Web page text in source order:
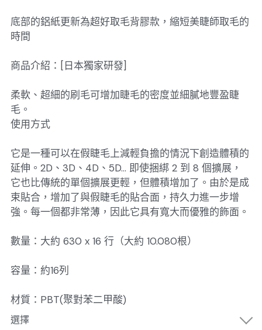
底部的鋁紙更新為超好取毛背膠款，縮短美睫師取毛的
時間
商品介紹：[日本獨家研發]
柔軟、超細的刷毛可增加睫毛的密度並細膩地豐盈睫
毛。
使用方式
它是一種可以在假睫毛上減輕負擔的情況下創造體積的
延伸。2D、3D、4D、5D... 即使捆綁 2 到 8 個擴展，
它也比傳統的單個擴展更輕，但體積增加了。由於是成
束貼合，增加了與假睫毛的貼合面，持久力進一步增
強。每一個都非常薄，因此它具有寬大而優雅的飾面。
數量：大約 630 x 16 行（大約 10.080根）
容量：約16列
材質：PBT(聚對苯二甲酸)
選擇